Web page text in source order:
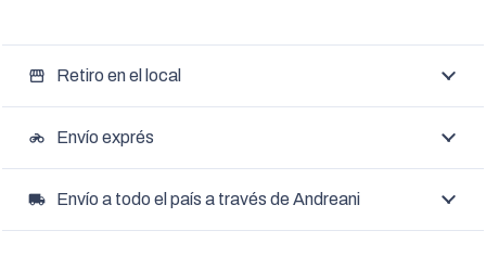
storefront Retiro en el local
motorcycle Envío exprés
local_shipping Envío a todo el país a través de Andreani